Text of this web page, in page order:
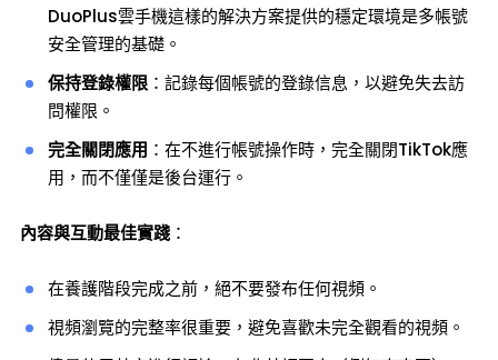
DuoPlus雲手機這樣的解決方案提供的穩定環境是多帳號
安全管理的基礎。
保持登錄權限 ：記錄每個帳號的登錄信息，以避免失去訪
問權限。
完全關閉應用 ：在不進行帳號操作時，完全關閉TikTok應
用，而不僅僅是後台運行。
內容與互動最佳實踐 ：
在養護階段完成之前，絕不要發布任何視頻。
視頻瀏覽的完整率很重要，避免喜歡未完全觀看的視頻。